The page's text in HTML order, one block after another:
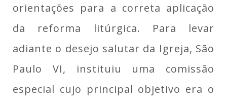
orientações para a correta aplicação
da reforma litúrgica. Para levar
adiante o desejo salutar da Igreja, São
Paulo VI, instituiu uma comissão
especial cujo principal objetivo era o